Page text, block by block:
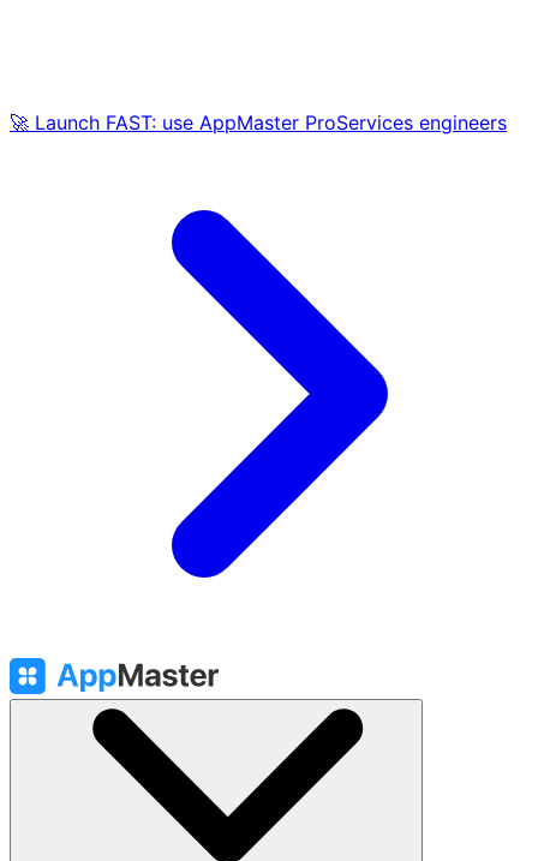
🚀 Launch FAST: use AppMaster ProServices engineers